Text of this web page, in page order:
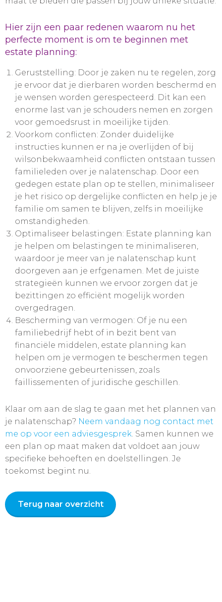
Hier zijn een paar redenen waarom nu het
perfecte moment is om te beginnen met
estate planning:
Geruststelling: Door je zaken nu te regelen, zorg
je ervoor dat je dierbaren worden beschermd en
je wensen worden gerespecteerd. Dit kan een
enorme last van je schouders nemen en zorgen
voor gemoedsrust in moeilijke tijden.
Voorkom conflicten: Zonder duidelijke
instructies kunnen er na je overlijden of bij
wilsonbekwaamheid conflicten ontstaan tussen
familieleden over je nalatenschap. Door een
gedegen estate plan op te stellen, minimaliseer
je het risico op dergelijke conflicten en help je je
familie om samen te blijven, zelfs in moeilijke
omstandigheden.
Optimaliseer belastingen: Estate planning kan
je helpen om belastingen te minimaliseren,
waardoor je meer van je nalatenschap kunt
doorgeven aan je erfgenamen. Met de juiste
strategieën kunnen we ervoor zorgen dat je
bezittingen zo efficiënt mogelijk worden
overgedragen.
Bescherming van vermogen: Of je nu een
familiebedrijf hebt of in bezit bent van
financiële middelen, estate planning kan
helpen om je vermogen te beschermen tegen
onvoorziene gebeurtenissen, zoals
faillissementen of juridische geschillen.
Klaar om aan de slag te gaan met het plannen van
je nalatenschap? Neem vandaag nog contact met
me op voor een adviesgesprek. Samen kunnen we
een plan op maat maken dat voldoet aan jouw
specifieke behoeften en doelstellingen. Je
toekomst begint nu.
Terug naar overzicht